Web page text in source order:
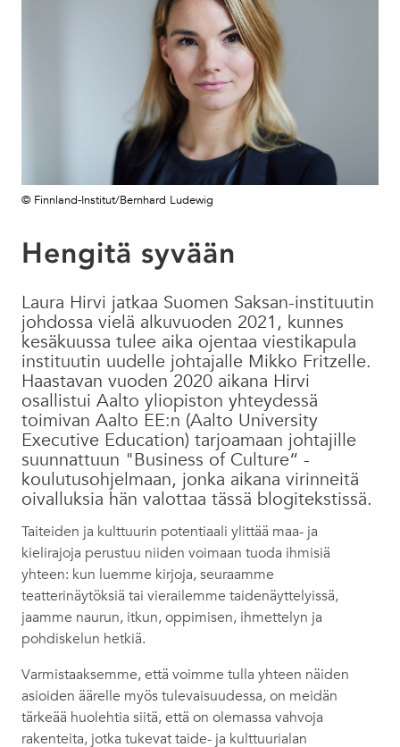
© Finnland-Institut/Bernhard Ludewig
Hengitä syvään
Laura Hirvi jatkaa Suomen Saksan-instituutin
johdossa vielä alkuvuoden 2021, kunnes
kesäkuussa tulee aika ojentaa viestikapula
instituutin uudelle johtajalle Mikko Fritzelle.
Haastavan vuoden 2020 aikana Hirvi
osallistui Aalto yliopiston yhteydessä
toimivan Aalto EE:n (Aalto University
Executive Education) tarjoamaan johtajille
suunnattuun "Business of Culture“ -
koulutusohjelmaan, jonka aikana virinneitä
oivalluksia hän valottaa tässä blogitekstissä.
Taiteiden ja kulttuurin potentiaali ylittää maa- ja
kielirajoja perustuu niiden voimaan tuoda ihmisiä
yhteen: kun luemme kirjoja, seuraamme
teatterinäytöksiä tai vierailemme taidenäyttelyissä,
jaamme naurun, itkun, oppimisen, ihmettelyn ja
pohdiskelun hetkiä.
Varmistaaksemme, että voimme tulla yhteen näiden
asioiden äärelle myös tulevaisuudessa, on meidän
tärkeää huolehtia siitä, että on olemassa vahvoja
rakenteita, jotka tukevat taide- ja kulttuurialan